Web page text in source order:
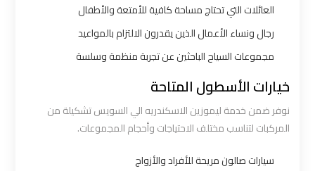
العائلات التي تحتاج مساحة كافية للأمتعة والأطفال
رجال ونساء الأعمال الذين يقدرون الالتزام بالمواعيد
مجموعات السياح الباحثين عن تجربة منظمة وسلسة
خيارات الأسطول المتاحة
نوفر ضمن خدمة ليموزين الاسكندريه الي السويس تشكيلة من
المركبات لتناسب مختلف الاحتياجات وأحجام المجموعات.
سيارات صالون مريحة للأفراد والأزواج
القاهرة
ليموزين
الإسكندرية